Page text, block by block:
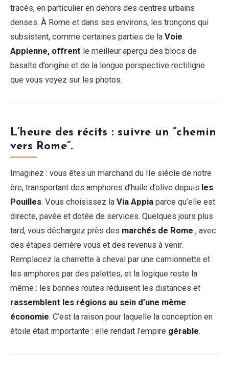
tracés, en particulier en dehors des centres urbains
denses. À Rome et dans ses environs, les tronçons qui
subsistent, comme certaines parties de la Voie
Appienne, offrent le meilleur aperçu des blocs de
basalte d’origine et de la longue perspective rectiligne
que vous voyez sur les photos.
L’heure des récits : suivre un “chemin
vers Rome”.
Imaginez : vous êtes un marchand du IIe siècle de notre
ère, transportant des amphores d’huile d’olive depuis les
Pouilles. Vous choisissez la Via Appia parce qu’elle est
directe, pavée et dotée de services. Quelques jours plus
tard, vous déchargez près des marchés de Rome , avec
des étapes derrière vous et des revenus à venir.
Remplacez la charrette à cheval par une camionnette et
les amphores par des palettes, et la logique reste la
même : les bonnes routes réduisent les distances et
rassemblent les régions au sein d’une même
économie. C’est la raison pour laquelle la conception en
étoile était importante : elle rendait l’empire gérable.